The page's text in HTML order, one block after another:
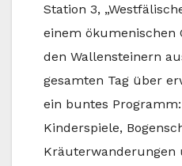
Station 3,
einem ökumenischen
den Wallensteinern
gesamten Tag über
ein buntes
Kinderspiele,
Kräuterwanderungen